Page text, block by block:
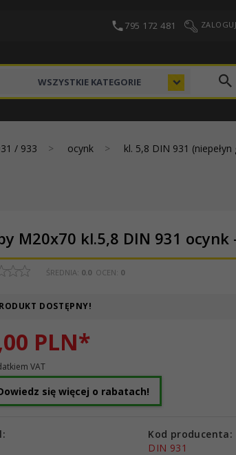
795 172 481
WSZYSTKIE KATEGORIE
/ 933 ocynk kl. 5,8 DIN 931 (niepełyn
M20x70 kl.5,8 DIN 931 ocynk
ŚREDNIA: 0.0OCEN: 0
DOSTĘPNY!
00 PLN*
VAT
się więcej o rabatach!
Kod producenta:
DIN 931